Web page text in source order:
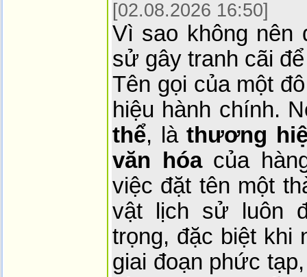
[02.08.2026 16:50]
Vì sao không nên
sử gây tranh cãi
Tên gọi của một
hiệu hành chính.
thể, làthương
văn hóacủa
việc đặt tên một
vật lịch sử luôn
trọng, đặc biệt khi
giai đoạn phức